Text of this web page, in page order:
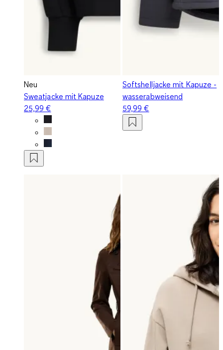
Neu
Sweatjacke mit Kapuze
25,99 €
Softshelljacke mit Kapuze -
wasserabweisend
59,99 €